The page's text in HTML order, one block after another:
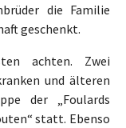
die Familie
geschenkt.
achten. Zwei
und älteren
der „Foulards
statt. Ebenso